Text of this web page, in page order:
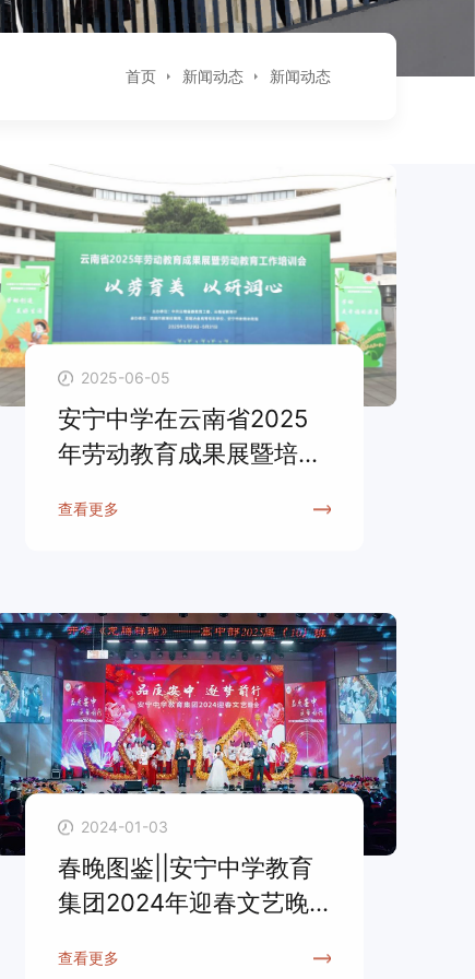
首页 新闻动态 新闻动态
2025-06-05
安宁中学在云南省2025
年劳动教育成果展暨培训
查看更多
2024-01-03
春晚图鉴||安宁中学教育
集团2024年迎春文艺晚
查看更多